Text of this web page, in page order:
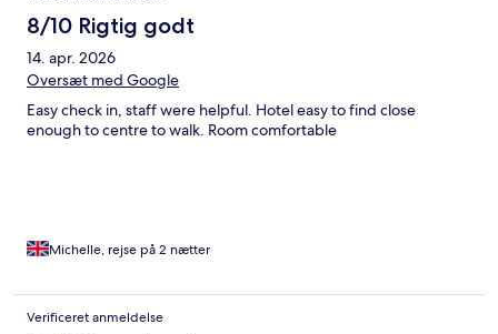
8/10 Rigtig godt
14. apr. 2026
Oversæt med Google
Easy check in, staff were helpful. Hotel easy to find close
enough to centre to walk. Room comfortable
Michelle, rejse på 2 nætter
Verificeret anmeldelse